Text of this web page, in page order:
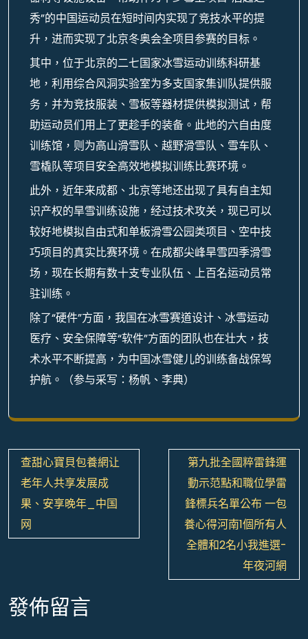
秀”的中国运动员在短时间内实现了竞技水平的提
升，进而实现了北京冬奥会全项目参赛的目标。
其中，位于北京的二七国家冰雪运动训练科研基
地，利用综合风洞实验室为多支国家集训队提供服
务，并为竞技服装、雪板等器材提供模拟测试，帮
助运动员们用上了更趁手的装备。此地的六自由度
训练馆，则为高山滑雪队、越野滑雪队、雪车队、
雪橇队等项目安全高效地模拟训练比赛环境。
此外，近年来成都、北京等地还出现了具有自主知
识产权的旱雪训练设施，经过技术攻关，现已可以
较好地模拟自由式和单板滑雪公园类项目、空中技
巧项目的真实比赛环境。在成都尖峰旱雪四季滑雪
场，现在长期有数十支专业队伍、上百名运动员常
驻训练。
除了“硬件”方面，我国在冰雪赛道设计、冰雪运动
医疗、安全保障等“软件”方面的团队也在壮大，技
术水平不断提高，为中国冰雪健儿的训练备战保驾
护航。（参与采写：杨帆、李典）
文
章
導
覽
查甜心寶貝包養網让
老年人共享发展成
果、安享晚年_中国
网
第九批全國粹雷鋒運
動示范點和職位學雷
鋒標兵名單公布 一包
養心得河南1個所有人
全體和2名小我進選-
年夜河網
發佈留言